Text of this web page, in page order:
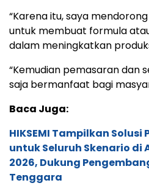
“Karena itu, saya
untuk membuat formula
dalam meningkatkan
“Kemudian pemasaran dan
saja bermanfaat bagi
Baca Juga:
HIKSEMI Tampilkan
untuk Seluruh Skenario di
2026, Dukung
Tenggara